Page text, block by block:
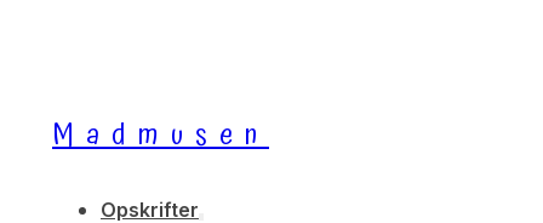
Madmusen
Opskrifter